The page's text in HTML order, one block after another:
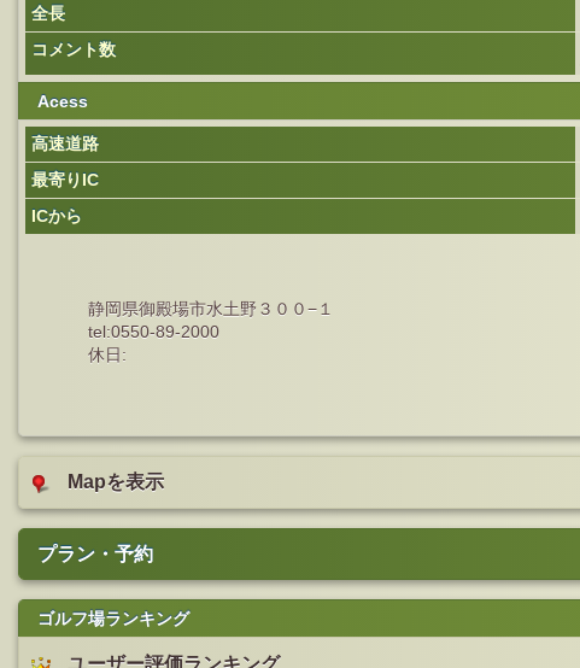
全長
コメント数
Acess
高速道路
最寄りIC
ICから
静岡県御殿場市水土野３００−１
tel:0550-89-2000
休日:
Mapを表示
プラン・予約
ゴルフ場ランキング
ユーザー評価ランキング